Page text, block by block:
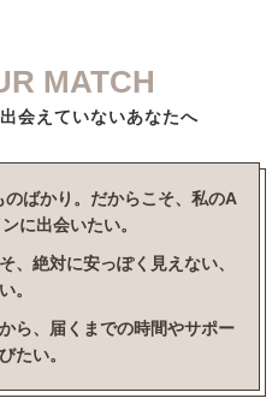
MATCH
会えていないあなたへ
ばかり。だからこそ、私のA
に出会いたい。
、絶対に安っぽく見えない、
。
ら、届くまでの時間やサポー
たい。